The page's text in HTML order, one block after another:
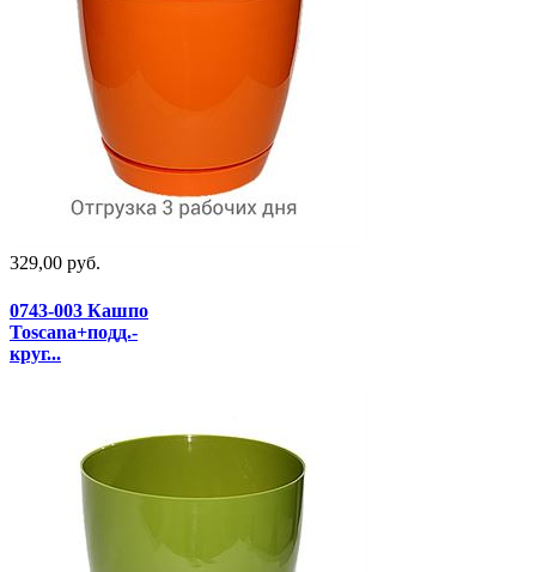
329,00 руб.
0743-003 Кашпо
Toscana+подд.-
круг...